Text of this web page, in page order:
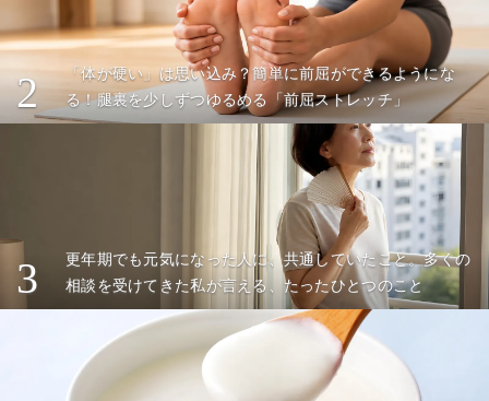
2
「体が硬い」は思い込み？簡単に前屈ができるようにな
る！腿裏を少しずつゆるめる「前屈ストレッチ」
3
更年期でも元気になった人に、共通していたこと。多くの
相談を受けてきた私が言える、たったひとつのこと